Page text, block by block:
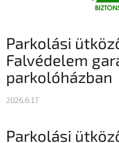
Parkolási
Falvédelem
parkolóházban
2026.6.17
Parkolási